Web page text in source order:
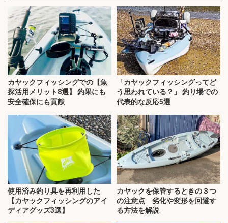
カヤックフィッシングでの【魚
探活用メリット8選】 釣果にも
安全確保にも貢献
「カヤックフィッシングってど
う思われている？」 釣り場での
代表的な反応5選
使用済み釣り具を再利用した
【カヤックフィッシングのアイ
ディアグッズ3選】
カヤックを保管するときの３つ
の注意点 劣化や変形を回避す
る方法を解説